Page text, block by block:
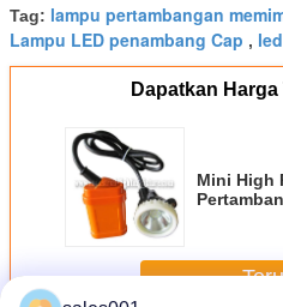
Tag: lampu pertambangan
Lampu LED penambang Cap ,
Dapatkan
Mini High